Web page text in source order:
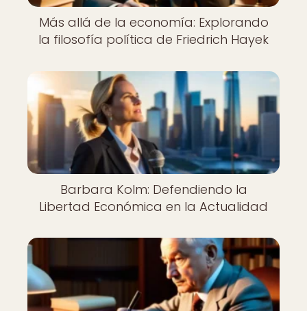
Más allá de la economía: Explorando
la filosofía política de Friedrich Hayek
Barbara Kolm: Defendiendo la
Libertad Económica en la Actualidad